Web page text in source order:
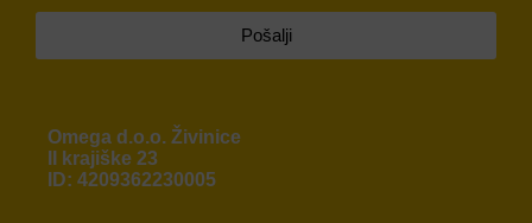
Pošalji
Omega d.o.o. Živinice
II krajiške 23
ID: 4209362230005